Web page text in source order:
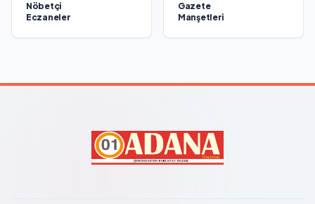
Nöbetçi
Eczaneler
Gazete
Manşetleri